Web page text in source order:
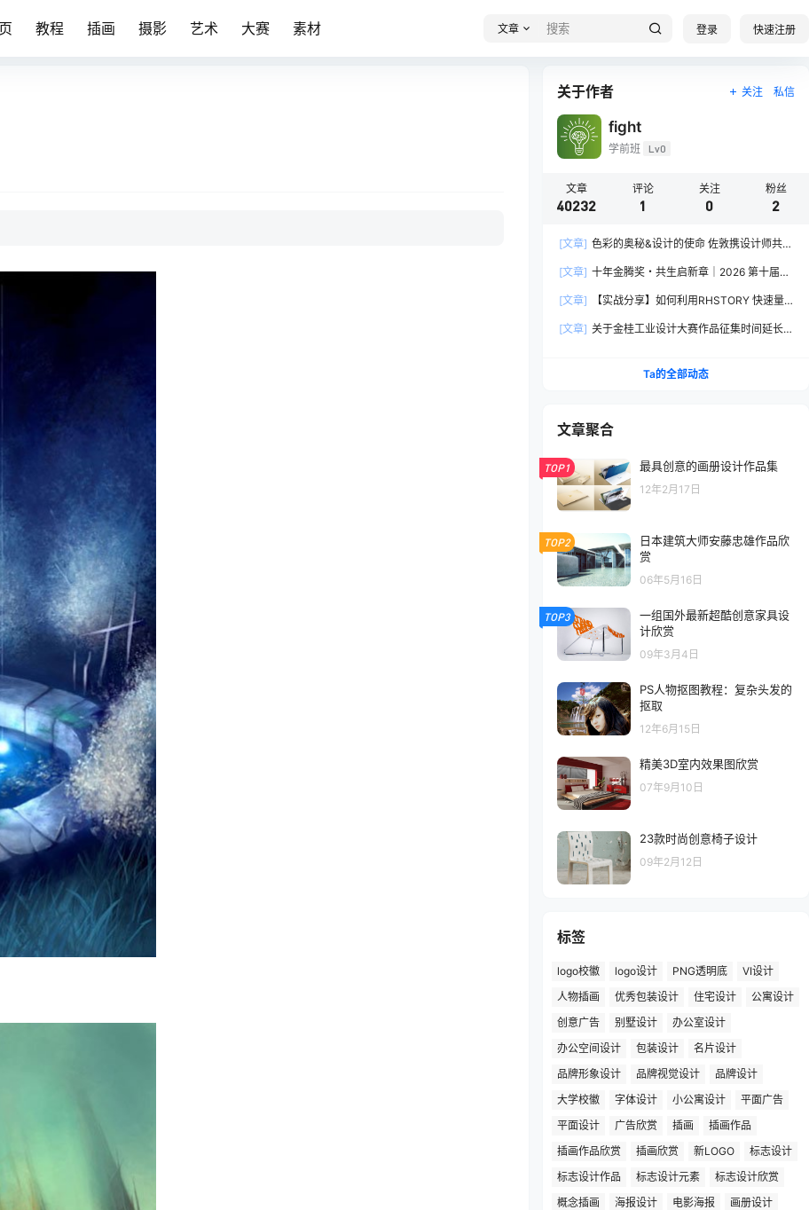
教程 插画 摄影 艺术 大赛 素材 文章 登录 快速注册
关于作者 关注 私信
fight
学前班 Lv0
文章
40232
评论
1
关注
0
粉丝
2
[文章] 色彩的奥秘&设计的使命 佐敦携设计师共探
[文章] 十年金腾奖・共生启新章｜2026 第十届金
[文章]
【实战分享】如何利用RHSTORY 快速量
[文章] 关于金桂工业设计大赛作品征集时间延长
Ta的全部动态
文章聚合
TOP1 最具创意的画册设计作品集
12年2月17日
TOP2
日本建筑大师安藤忠雄作品欣
赏
06年5月16日
TOP3
一组国外最新超酷创意家具设
计欣赏
09年3月4日
PS人物抠图教程：复杂头发的
抠取
12年6月15日
精美3D室内效果图欣赏
07年9月10日
23款时尚创意椅子设计
09年2月12日
标签
logo校徽 logo设计 PNG透明底
VI设计
人物插画
优秀包装设计 住宅设计
公寓设计
创意广告
别墅设计
办公室设计
办公空间设计
包装设计
名片设计
品牌形象设计
品牌视觉设计
品牌设计
大学校徽
字体设计 小公寓设计
平面广告
平面设计
广告欣赏 插画
插画作品
插画作品欣赏
插画欣赏 新LOGO
标志设计
标志设计作品
标志设计元素
标志设计欣赏
概念插画
海报设计 电影海报
画册设计